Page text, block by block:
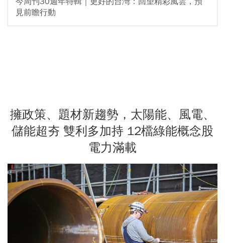
見前瞻行動
擁政策、題材新趨勢，太陽能、風電、
儲能超夯 雙利多加持 12檔綠能概念股
電力滿載